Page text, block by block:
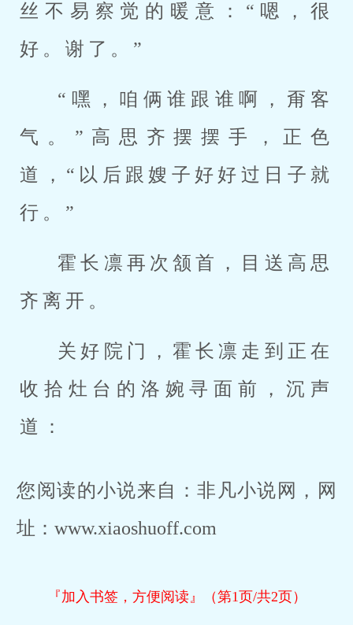
丝不易察觉的暖意：“嗯，很
好。谢了。”
“嘿，咱俩谁跟谁啊，甭客
气。”高思齐摆摆手，正色
道，“以后跟嫂子好好过日子就
行。”
霍长凛再次颔首，目送高思
齐离开。
关好院门，霍长凛走到正在
收拾灶台的洛婉寻面前，沉声
道：
您阅读的小说来自：非凡小说网，网
址：www.xiaoshuoff.com
『加入书签，方便阅读』（第1页/共2页）